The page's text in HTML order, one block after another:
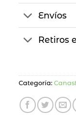
Envíos
Retiros
Categoría: